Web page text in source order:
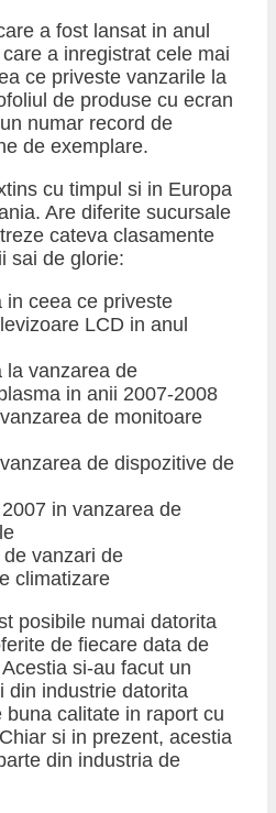
a fost lansat in anul
a inregistrat cele mai
ce priveste vanzarile la
de produse cu ecran
numar record de
de exemplare.
cu timpul si in Europa
Are diferite sucursale
cateva clasamente
sai de glorie:
in ceea ce priveste
LCD in anul
la vanzarea de
in anii 2007-2008
de monitoare
de dispozitive de
in vanzarea de
vanzari de
climatizare
posibile numai datorita
de fiecare data de
si-au facut un
din industrie datorita
calitate in raport cu
si in prezent, acestia
din industria de